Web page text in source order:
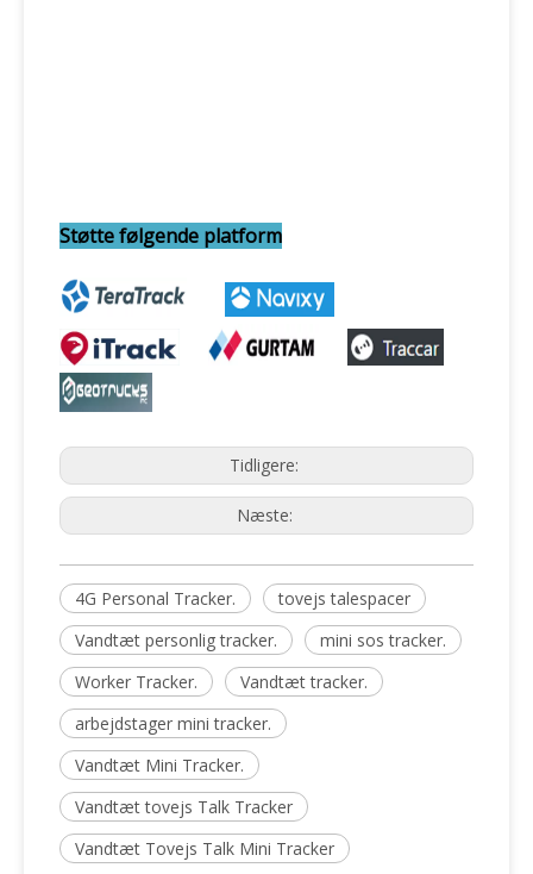
Støtte følgende platform
Tidligere:
Næste:
4G Personal Tracker.
tovejs talespacer
Vandtæt personlig tracker.
mini sos tracker.
Worker Tracker.
Vandtæt tracker.
arbejdstager mini tracker.
Vandtæt Mini Tracker.
Vandtæt tovejs Talk Tracker
Vandtæt Tovejs Talk Mini Tracker